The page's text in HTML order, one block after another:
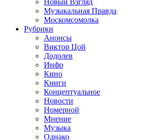
Музыкальная Правда
Москомсомолка
Рубрики
Анонсы
Виктор Цой
Додолев
Инфо
Кино
Книги
Концептуальное
Новости
Номерной
Мнение
Музыка
Однако